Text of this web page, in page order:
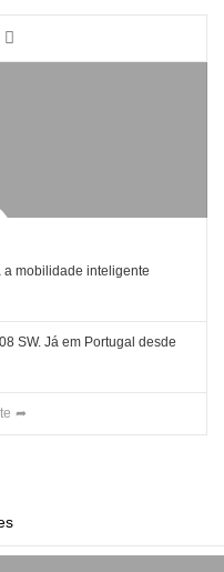
a mobilidade inteligente
SW. Já em Portugal desde